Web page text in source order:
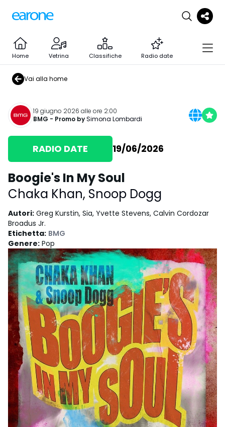
Home Vetrina Classifiche Radio date
Vai alla home
19 giugno 2026 alle ore 2:00
BMG - Promo bySimona Lombardi
RADIO DATE 19/06/2026
Boogie's In My Soul
Chaka Khan, Snoop Dogg
Autori: Greg Kurstin, Sia, Yvette Stevens, Calvin Cordozar
Broadus Jr.
Etichetta: BMG
Genere: Pop